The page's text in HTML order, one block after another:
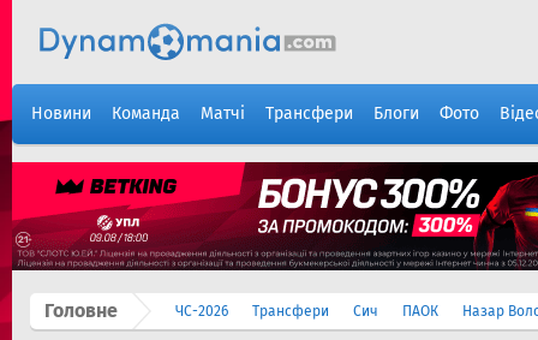
Новини Команда Матчі Трансфери Блоги Фото
Головне ЧС-2026 Трансфери Сич ПАОК Назар